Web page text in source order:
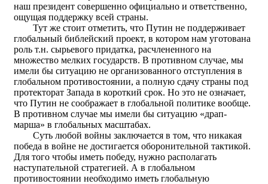
наш президент совершенно официально и ответственно,
ощущая поддержку всей страны.
Тут же стоит отметить, что Путин не поддерживает
глобальный библейский проект, в котором нам уготована
роль т.н. сырьевого придатка, расчлененного на
множество мелких государств. В противном случае, мы
имели бы ситуацию не организованного отступления в
глобальном противостоянии, а полную сдачу страны под
протекторат Запада в короткий срок. Но это не означает,
что Путин не соображает в глобальной политике вообще.
В противном случае мы имели бы ситуацию «драп-
марша» в глобальных масштабах.
Суть любой войны заключается в том, что никакая
победа в войне не достигается оборонительной тактикой.
Для того чтобы иметь победу, нужно располагать
наступательной стратегией. А в глобальном
противостоянии необходимо иметь глобальную